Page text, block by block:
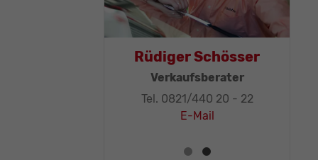
Rüdiger Schösser
Verkaufsberater
Tel. 0821/440 20 - 22
E-Mail